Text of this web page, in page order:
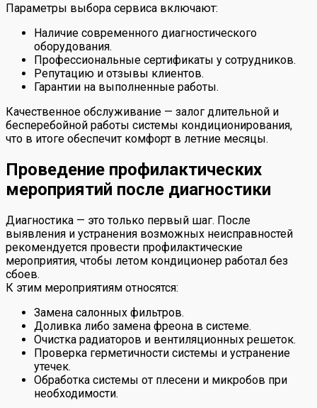
Параметры выбора сервиса включают:
Наличие современного диагностического
оборудования.
Профессиональные сертификаты у сотрудников.
Репутацию и отзывы клиентов.
Гарантии на выполненные работы.
Качественное обслуживание — залог длительной и
бесперебойной работы системы кондиционирования,
что в итоге обеспечит комфорт в летние месяцы.
Проведение профилактических
мероприятий после диагностики
Диагностика — это только первый шаг. После
выявления и устранения возможных неисправностей
рекомендуется провести профилактические
мероприятия, чтобы летом кондиционер работал без
сбоев.
К этим мероприятиям относятся:
Замена салонных фильтров.
Доливка либо замена фреона в системе.
Очистка радиаторов и вентиляционных решеток.
Проверка герметичности системы и устранение
утечек.
Обработка системы от плесени и микробов при
необходимости.